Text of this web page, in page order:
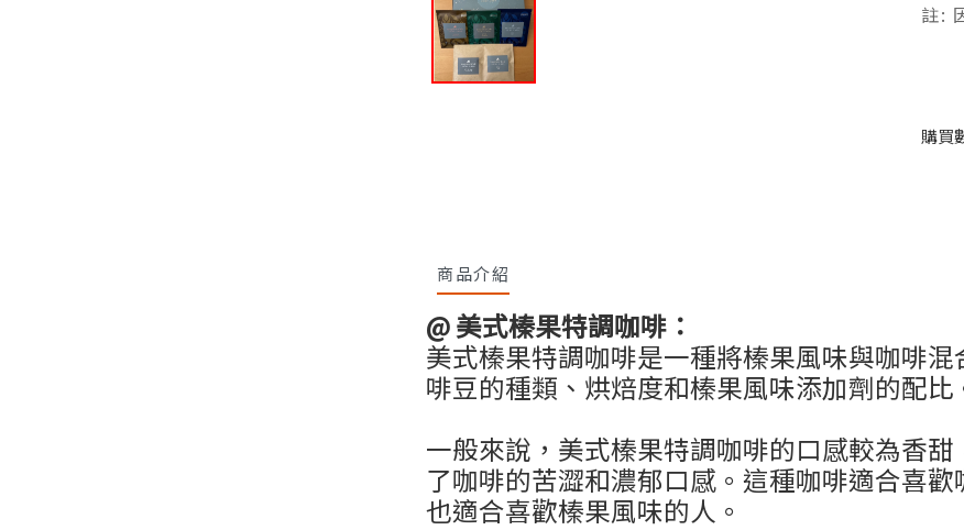
註:
購買
商品介紹
@美式榛果特調咖啡：
美式榛果特調咖啡是一種將榛果風味與咖啡
啡豆的種類、烘焙度和榛果風味添加劑的配比
一般來說，美式榛果特調咖啡的口感較為香
了咖啡的苦澀和濃郁口感。這種咖啡適合喜
也適合喜歡榛果風味的人。